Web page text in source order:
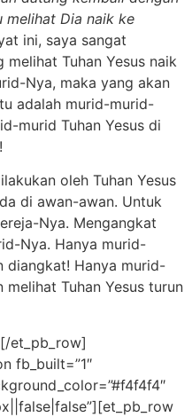
melihat Dia naik ke
ini, saya sangat
Tuhan Yesus naik
Nya, maka yang akan
adalah murid-murid-
murid Tuhan Yesus di
oleh Tuhan Yesus
di awan-awan. Untuk
Nya. Mengangkat
Nya. Hanya murid-
diangkat! Hanya murid-
melihat Tuhan Yesus turun
et_pb_row]
fb_built=”1″